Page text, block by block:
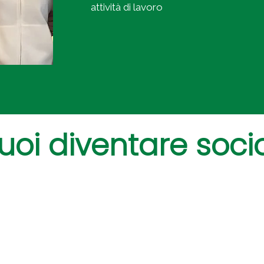
attività di lavoro
diventare